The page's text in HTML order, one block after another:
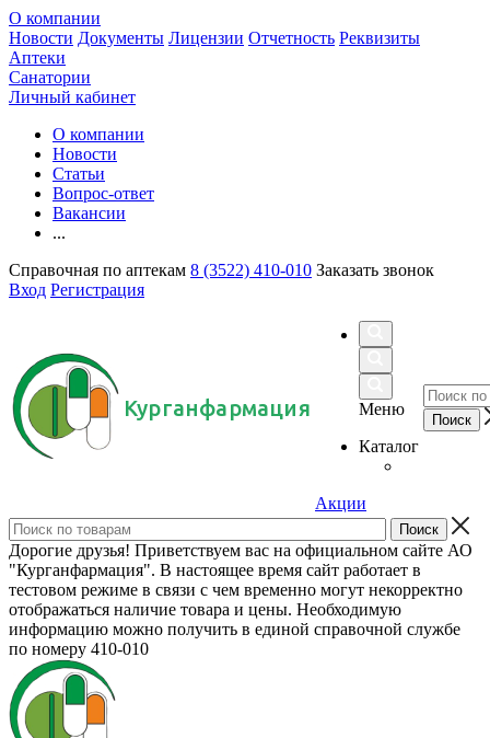
О компании
Новости Документы Лицензии Отчетность Реквизиты
Аптеки
Санатории
Личный кабинет
О компании
Новости
Статьи
Вопрос-ответ
Вакансии
...
Справочная по аптекам 8 (3522) 410-010 Заказать звонок
Вход Регистрация
Курганфармация
Меню
Каталог
Акции
Дорогие друзья! Приветствуем вас на официальном сайте АО
"Курганфармация". В настоящее время сайт работает в
тестовом режиме в связи с чем временно могут некорректно
отображаться наличие товара и цены. Необходимую
информацию можно получить в единой справочной службе
по номеру 410-010